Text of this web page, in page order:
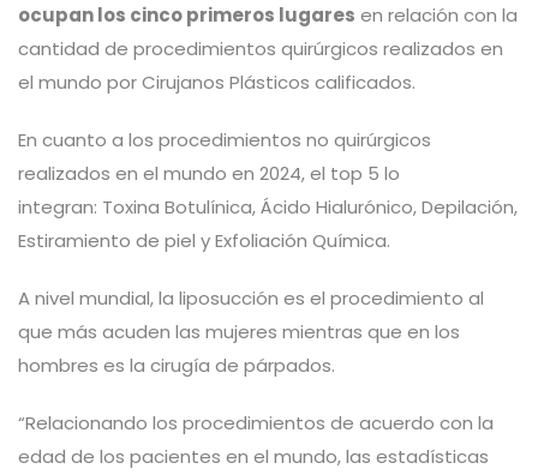
ocupan los cinco primeros lugares en relación con la
cantidad de procedimientos quirúrgicos realizados en
el mundo por Cirujanos Plásticos calificados.
En cuanto a los procedimientos no quirúrgicos
realizados en el mundo en 2024, el top 5 lo
integran: Toxina Botulínica, Ácido Hialurónico, Depilación,
Estiramiento de piel y Exfoliación Química.
A nivel mundial, la liposucción es el procedimiento al
que más acuden las mujeres mientras que en los
hombres es la cirugía de párpados.
“Relacionando los procedimientos de acuerdo con la
edad de los pacientes en el mundo, las estadísticas